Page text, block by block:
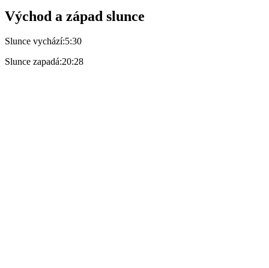
Východ a západ slunce
Slunce vychází:5:30
Slunce zapadá:20:28